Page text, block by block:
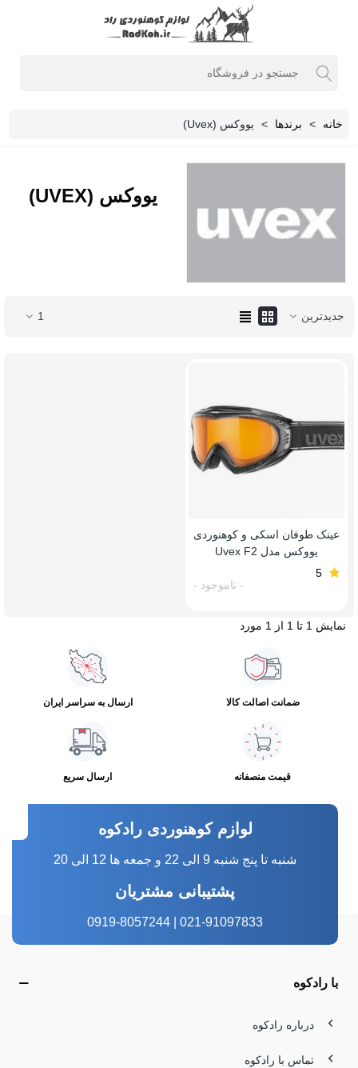
خانه > برندها > ﯾﻮوﮐﺲ (Uvex)
ﯾﻮوﮐﺲ (UVEX)
جدیدترین 1
عینک طوفان اسکی و کوهنوردی
یووکس مدل Uvex F2
5
- ناموجود -
نمایش 1 تا 1 از 1 مورد
ضمانت اصالت کالا ارسال به سراسر ایران
قیمت منصفانه ارسال سریع
لوازم کوهنوردی رادکوه
شنبه تا پنج شنبه 9 الی 22 و جمعه ها 12 الی 20
پشتیبانی مشتریان
021-91097833 | 0919-8057244
با رادکوه
درباره رادکوه
تماس با رادکوه